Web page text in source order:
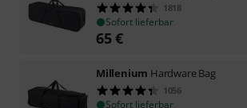
1818
Sofort lieferbar
65€
Millenium Hardware Bag
1056
Sofort lieferbar